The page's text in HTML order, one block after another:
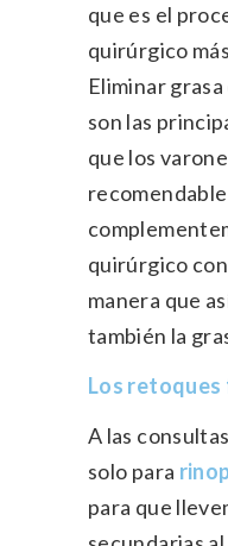
que es el
quirúrgico
Eliminar
son las
que los
quirúrgico
manera que
también la
Los retoques
A las
solo para
para que